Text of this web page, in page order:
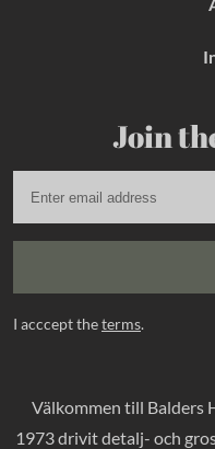
Join
I acccept theterms.
Välkommen till Balders
1973 drivit detalj- och